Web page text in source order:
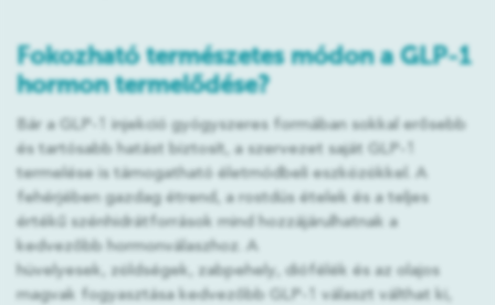
Fokozható természetes módon a GLP-1
hormon termelődése?
Bár a GLP-1 injekció gyógyszeres formában sokkal erősebb
és tartósabb hatást biztosít, a szervezet saját GLP-1
termelése is támogatható életmódbeli eszközökkel. A
fehérjében gazdag étrend, a rostdús ételek és a teljes
értékű szénhidrátforrások mind hozzájárulhatnak a
kedvezőbb hormonválaszhoz. A
hüvelyesek, zöldségek, zabpehely, diófélék és az olajos
magvak fogyasztása kedvezőbb GLP-1 választ válthat ki,